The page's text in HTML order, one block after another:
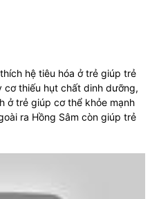
hệ tiêu hóa ở trẻ giúp trẻ
cơ thiếu hụt chất dinh dưỡng,
ở trẻ giúp cơ thể khỏe mạnh
ra Hồng Sâm còn giúp trẻ